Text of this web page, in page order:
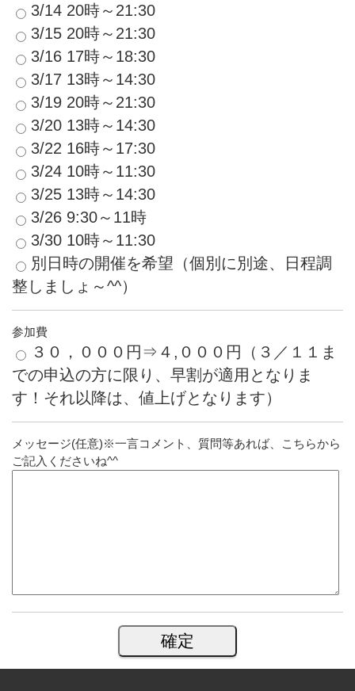
3/14 20時～21:30
3/15 20時～21:30
3/16 17時～18:30
3/17 13時～14:30
3/19 20時～21:30
3/20 13時～14:30
3/22 16時～17:30
3/24 10時～11:30
3/25 13時～14:30
3/26 9:30～11時
3/30 10時～11:30
別日時の開催を希望（個別に別途、日程調
整しましょ～^^）
参加費
３０，０００円⇒４,０００円（３／１１ま
での申込の方に限り、早割が適用となりま
す！それ以降は、値上げとなります）
メッセージ(任意)※一言コメント、質問等あれば、こちらから
ご記入くださいね^^